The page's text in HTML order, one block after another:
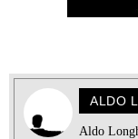
ALDO
Aldo